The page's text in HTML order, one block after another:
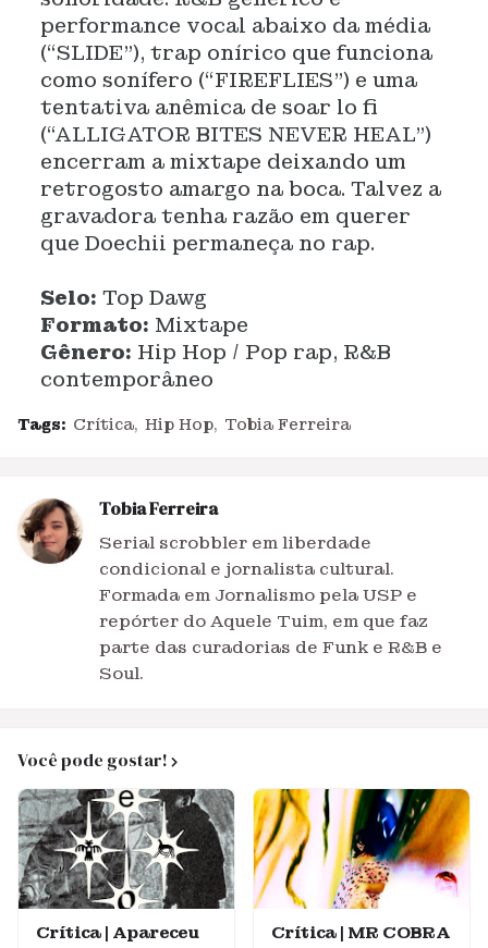
performance vocal abaixo da média
(“SLIDE”), trap onírico que funciona
como sonífero (“FIREFLIES”) e uma
tentativa anêmica de soar lo fi
(“ALLIGATOR BITES NEVER HEAL”)
encerram a mixtape deixando um
retrogosto amargo na boca. Talvez a
gravadora tenha razão em querer
que Doechii permaneça no rap.
Selo: Top Dawg
Formato: Mixtape
Gênero: Hip Hop / Pop rap, R&B
contemporâneo
Tags: Crítica Hip Hop Tobia Ferreira
Tobia Ferreira
Serial scrobbler em liberdade
condicional e jornalista cultural.
Formada em Jornalismo pela USP e
repórter do Aquele Tuim, em que faz
parte das curadorias de Funk e R&B e
Soul.
Você pode gostar!
Crítica | Apareceu Crítica | MR COBRA